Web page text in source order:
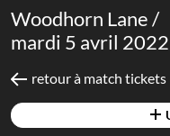
Woodhorn Lane /
mardi 5 avril
retour à match tickets